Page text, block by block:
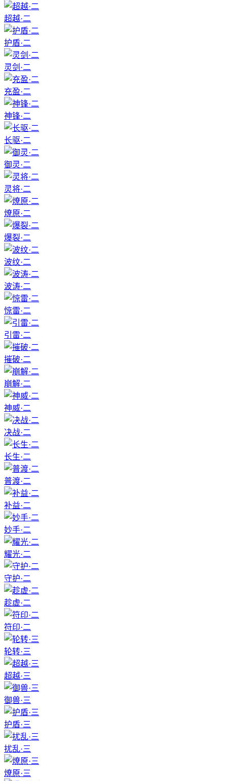
超越·二
护盾·二
灵剑·二
充盈·二
神锋·二
长驱·二
御灵·二
灵将·二
燎原·二
爆裂·二
波纹·二
波涛·二
惊雷·二
引雷·二
摧破·二
崩解·二
神威·二
决战·二
长生·二
普渡·二
补益·二
妙手·二
耀光·二
守护·二
趁虚·二
符印·二
轮转·三
超越·三
御兽·三
护盾·三
扰乱·三
燎原·三